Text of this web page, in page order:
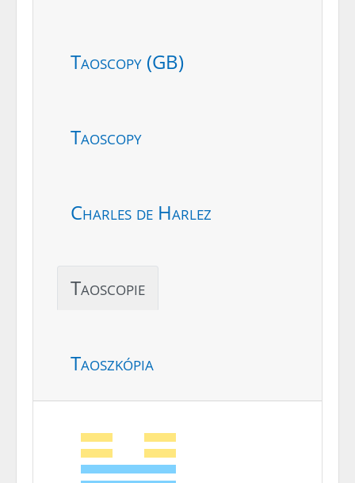
Taoscopy (GB)
Taoscopy
Charles de Harlez
Taoscopie
Taoszkópia